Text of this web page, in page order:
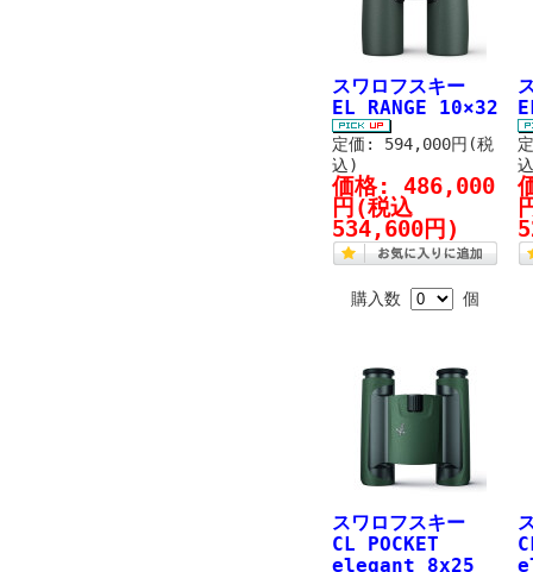
スワロフスキー
EL RANGE 10×32
定価: 594,000円(税
込)
価格: 486,000
円 (税込
534,600円)
購入数 個
スワロフスキー
CL POCKET
elegant 8x25